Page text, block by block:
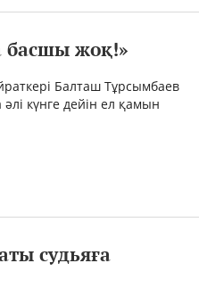
басшы жоқ!»
Балташ Тұрсымбаев
күнге дейін ел қамын
судьяға